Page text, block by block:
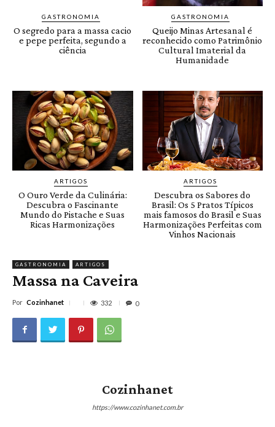
GASTRONOMIA
O segredo para a massa cacio
e pepe perfeita, segundo a
ciência
GASTRONOMIA
Queijo Minas Artesanal é
reconhecido como Patrimônio
Cultural Imaterial da
Humanidade
ARTIGOS
O Ouro Verde da Culinária:
Descubra o Fascinante
Mundo do Pistache e Suas
Ricas Harmonizações
ARTIGOS
Descubra os Sabores do
Brasil: Os 5 Pratos Típicos
mais famosos do Brasil e Suas
Harmonizações Perfeitas com
Vinhos Nacionais